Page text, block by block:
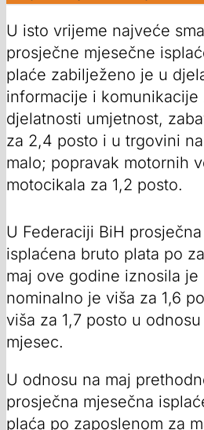
U isto vrijeme najveće
prosječne mjesečne
plaće zabilježeno je u
informacije i komunikacije
djelatnosti umjetnost,
za 2,4 posto i u trgovini
malo; popravak motornih
motocikala za 1,2 posto.
U Federaciji BiH
isplaćena bruto plata po
maj ove godine iznosila je
nominalno je viša za 1,6
viša za 1,7 posto u
mjesec.
U odnosu na maj
prosječna mjesečna
plaća po zaposlenom za